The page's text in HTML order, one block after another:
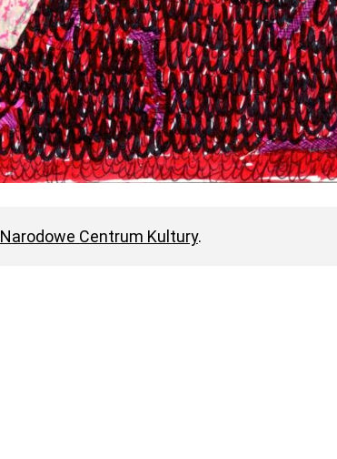
Narodowe Centrum Kultury.